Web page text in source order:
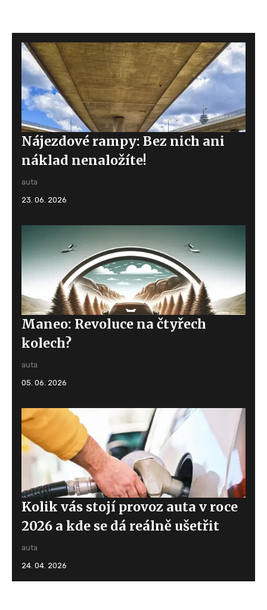
Nájezdové rampy: Bez nich ani
náklad nenaložíte!
auta
23. 06. 2026
Maneo: Revoluce na čtyřech
kolech?
auta
05. 06. 2026
Kolik vás stojí provoz auta v roce
2026 a kde se dá reálně ušetřit
auta
24. 04. 2026